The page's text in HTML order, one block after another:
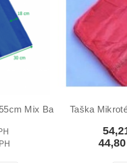
Mix Barev Taška